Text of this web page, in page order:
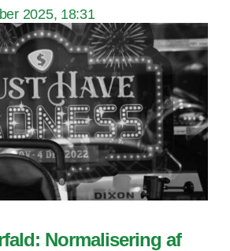
2025, 18:31
Normalisering af